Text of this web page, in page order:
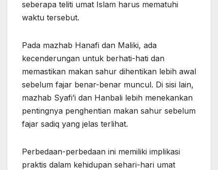
seberapa teliti umat Islam harus mematuhi
waktu tersebut.
Pada mazhab Hanafi dan Maliki, ada
kecenderungan untuk berhati-hati dan
memastikan makan sahur dihentikan lebih awal
sebelum fajar benar-benar muncul. Di sisi lain,
mazhab Syafi’i dan Hanbali lebih menekankan
pentingnya penghentian makan sahur sebelum
fajar sadiq yang jelas terlihat.
Perbedaan-perbedaan ini memiliki implikasi
praktis dalam kehidupan sehari-hari umat